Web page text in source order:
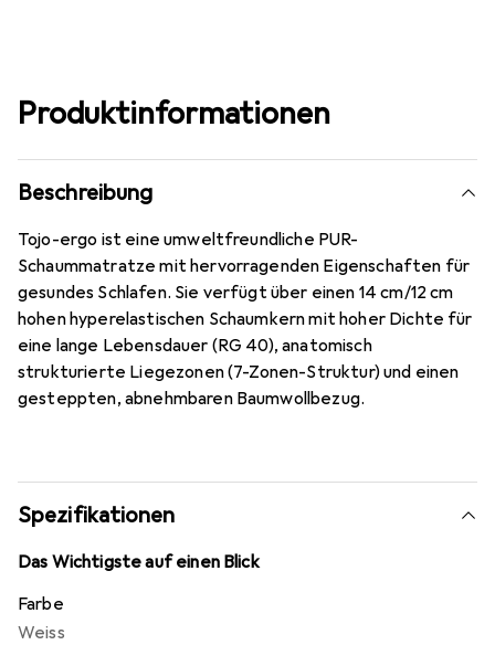
Produktinformationen
Beschreibung
Tojo-ergo ist eine umweltfreundliche PUR-
Schaummatratze mit hervorragenden Eigenschaften für
gesundes Schlafen. Sie verfügt über einen 14 cm/12 cm
hohen hyperelastischen Schaumkern mit hoher Dichte für
eine lange Lebensdauer (RG 40), anatomisch
strukturierte Liegezonen (7-Zonen-Struktur) und einen
gesteppten, abnehmbaren Baumwollbezug.
Spezifikationen
Das Wichtigste auf einen Blick
Farbe
Weiss